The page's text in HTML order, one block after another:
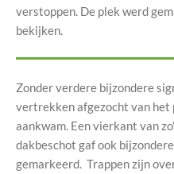
verstoppen. De plek werd
bekijken.
Zonder verdere bijzondere
vertrekken afgezocht van
aankwam. Een vierkant van
dakbeschot gaf ook
gemarkeerd. Trappen zijn